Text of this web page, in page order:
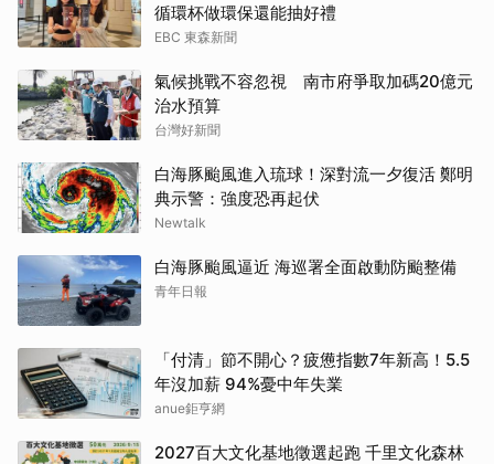
循環杯做環保還能抽好禮
EBC 東森新聞
氣候挑戰不容忽視 南市府爭取加碼20億元
治水預算
台灣好新聞
白海豚颱風進入琉球！深對流一夕復活 鄭明
典示警：強度恐再起伏
Newtalk
白海豚颱風逼近 海巡署全面啟動防颱整備
青年日報
「付清」節不開心？疲憊指數7年新高！5.5
年沒加薪 94%憂中年失業
anue鉅亨網
2027百大文化基地徵選起跑 千里文化森林